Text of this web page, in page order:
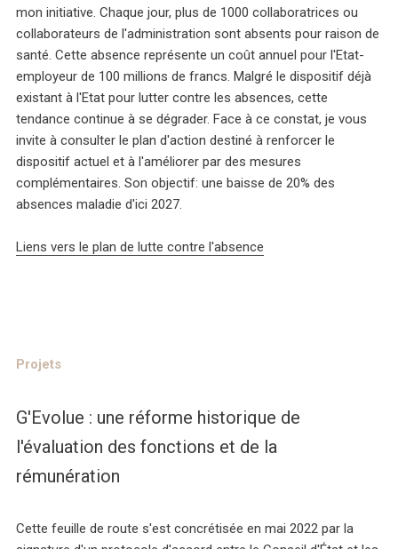
mon initiative. Chaque jour, plus de 1000 collaboratrices ou
collaborateurs de l'administration sont absents pour raison de
santé. Cette absence représente un coût annuel pour l'Etat-
employeur de 100 millions de francs. Malgré le dispositif déjà
existant à l'Etat pour lutter contre les absences, cette
tendance continue à se dégrader. Face à ce constat, je vous
invite à consulter le plan d'action destiné à renforcer le
dispositif actuel et à l'améliorer par des mesures
complémentaires. Son objectif: une baisse de 20% des
absences maladie d'ici 2027.
Liens vers le plan de lutte contre l'absence
Projets
G'Evolue : une réforme historique de
l'évaluation des fonctions et de la
rémunération
Cette feuille de route s'est concrétisée en mai 2022 par la